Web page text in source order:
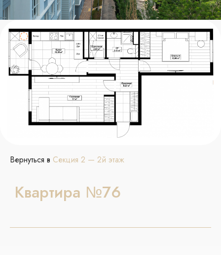
Вернуться в Секция 2 — 2й этаж
Квартира №76